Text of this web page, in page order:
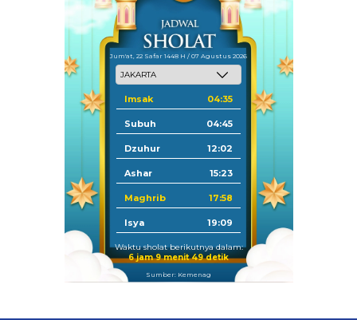
Jum'at, 22 Safar 1448 H / 07 Agustus 2026
Imsak 04:35
Subuh 04:45
Dzuhur 12:02
Ashar 15:23
Maghrib 17:58
Isya 19:09
Waktu sholat berikutnya dalam:
6 jam 9 menit 48 detik
Sumber: Kemenag